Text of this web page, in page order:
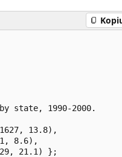
state, 1990-2000.
13.8),
8.6),
21.1) };